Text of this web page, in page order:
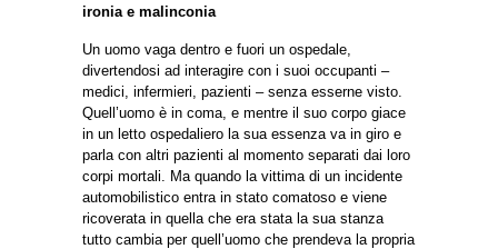
ironia e malinconia
Un uomo vaga dentro e fuori un ospedale,
divertendosi ad interagire con i suoi occupanti –
medici, infermieri, pazienti – senza esserne visto.
Quell’uomo è in coma, e mentre il suo corpo giace
in un letto ospedaliero la sua essenza va in giro e
parla con altri pazienti al momento separati dai loro
corpi mortali. Ma quando la vittima di un incidente
automobilistico entra in stato comatoso e viene
ricoverata in quella che era stata la sua stanza
tutto cambia per quell’uomo che prendeva la propria